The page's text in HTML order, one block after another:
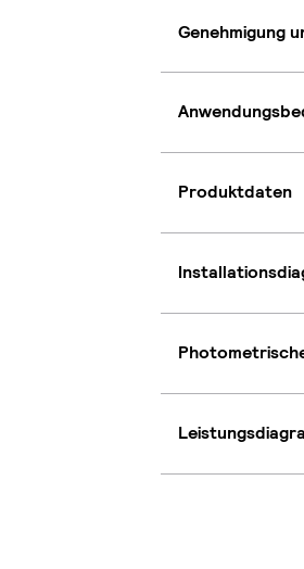
Genehmigung
Produktdaten